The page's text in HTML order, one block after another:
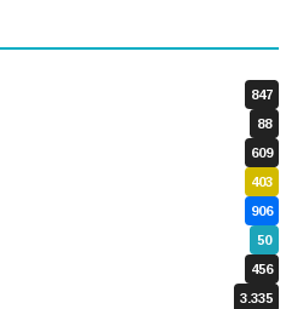
847
88
609
403
906
50
456
3.335